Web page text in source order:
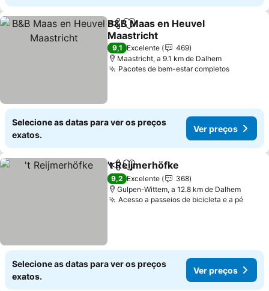
PartilharAdicionar aos favoritos
B&B Maas en Heuvel
Maastricht
Ver preços
9,1 Excelente
469
Maastricht, a 9.1 km de Dalhem
Pacotes de bem-estar completosVer
Selecione as datas para ver os preços
exatos.
Ver preços
PartilharAdicionar aos favoritos
't Reijmerhöfke
9,2 Excelente
368
Gulpen-Wittem, a 12.8 km de Dalhem
Acesso a passeios de bicicleta e a péVer
Selecione as datas para ver os preços
exatos.
Ver preços